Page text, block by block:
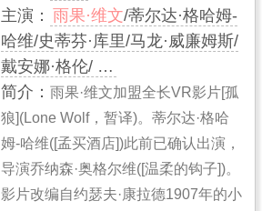
主演： 雨果·维文/蒂尔达·格哈姆-
哈维/史蒂芬·库里/马龙·威廉姆斯/
戴安娜·格伦/ …
简介： 雨果·维文加盟全长VR影片[孤
狼](Lone Wolf，暂译)。蒂尔达·格哈
姆-哈维([孟买酒店])此前已确认出演，
导演乔纳森·奥格尔维([温柔的钩子])。
影片改编自约瑟夫·康拉德1907年的小